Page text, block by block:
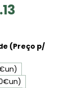
(Preço p/